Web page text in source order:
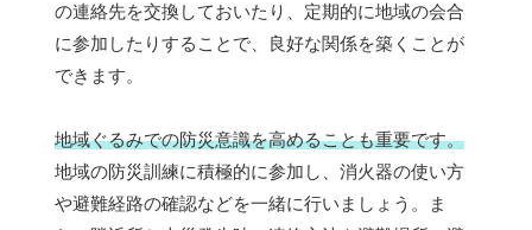
の連絡先を交換しておいたり、定期的に地域の会合
に参加したりすることで、良好な関係を築くことが
できます。
地域ぐるみでの防災意識を高めることも重要です。
地域の防災訓練に積極的に参加し、消火器の使い方
や避難経路の確認などを一緒に行いましょう。ま